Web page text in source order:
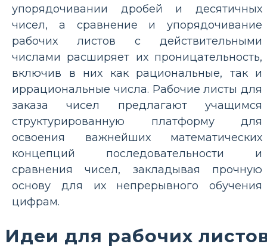
упорядочивании дробей и десятичных
чисел, а сравнение и упорядочивание
рабочих листов с действительными
числами расширяет их проницательность,
включив в них как рациональные, так и
иррациональные числа. Рабочие листы для
заказа чисел предлагают учащимся
структурированную платформу для
освоения важнейших математических
концепций последовательности и
сравнения чисел, закладывая прочную
основу для их непрерывного обучения
цифрам.
Идеи для рабочих